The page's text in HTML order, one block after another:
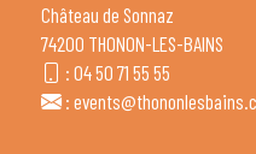
Château de Sonnaz
74200 THONON-LES-BAINS
: 04 50 71 55 55
: